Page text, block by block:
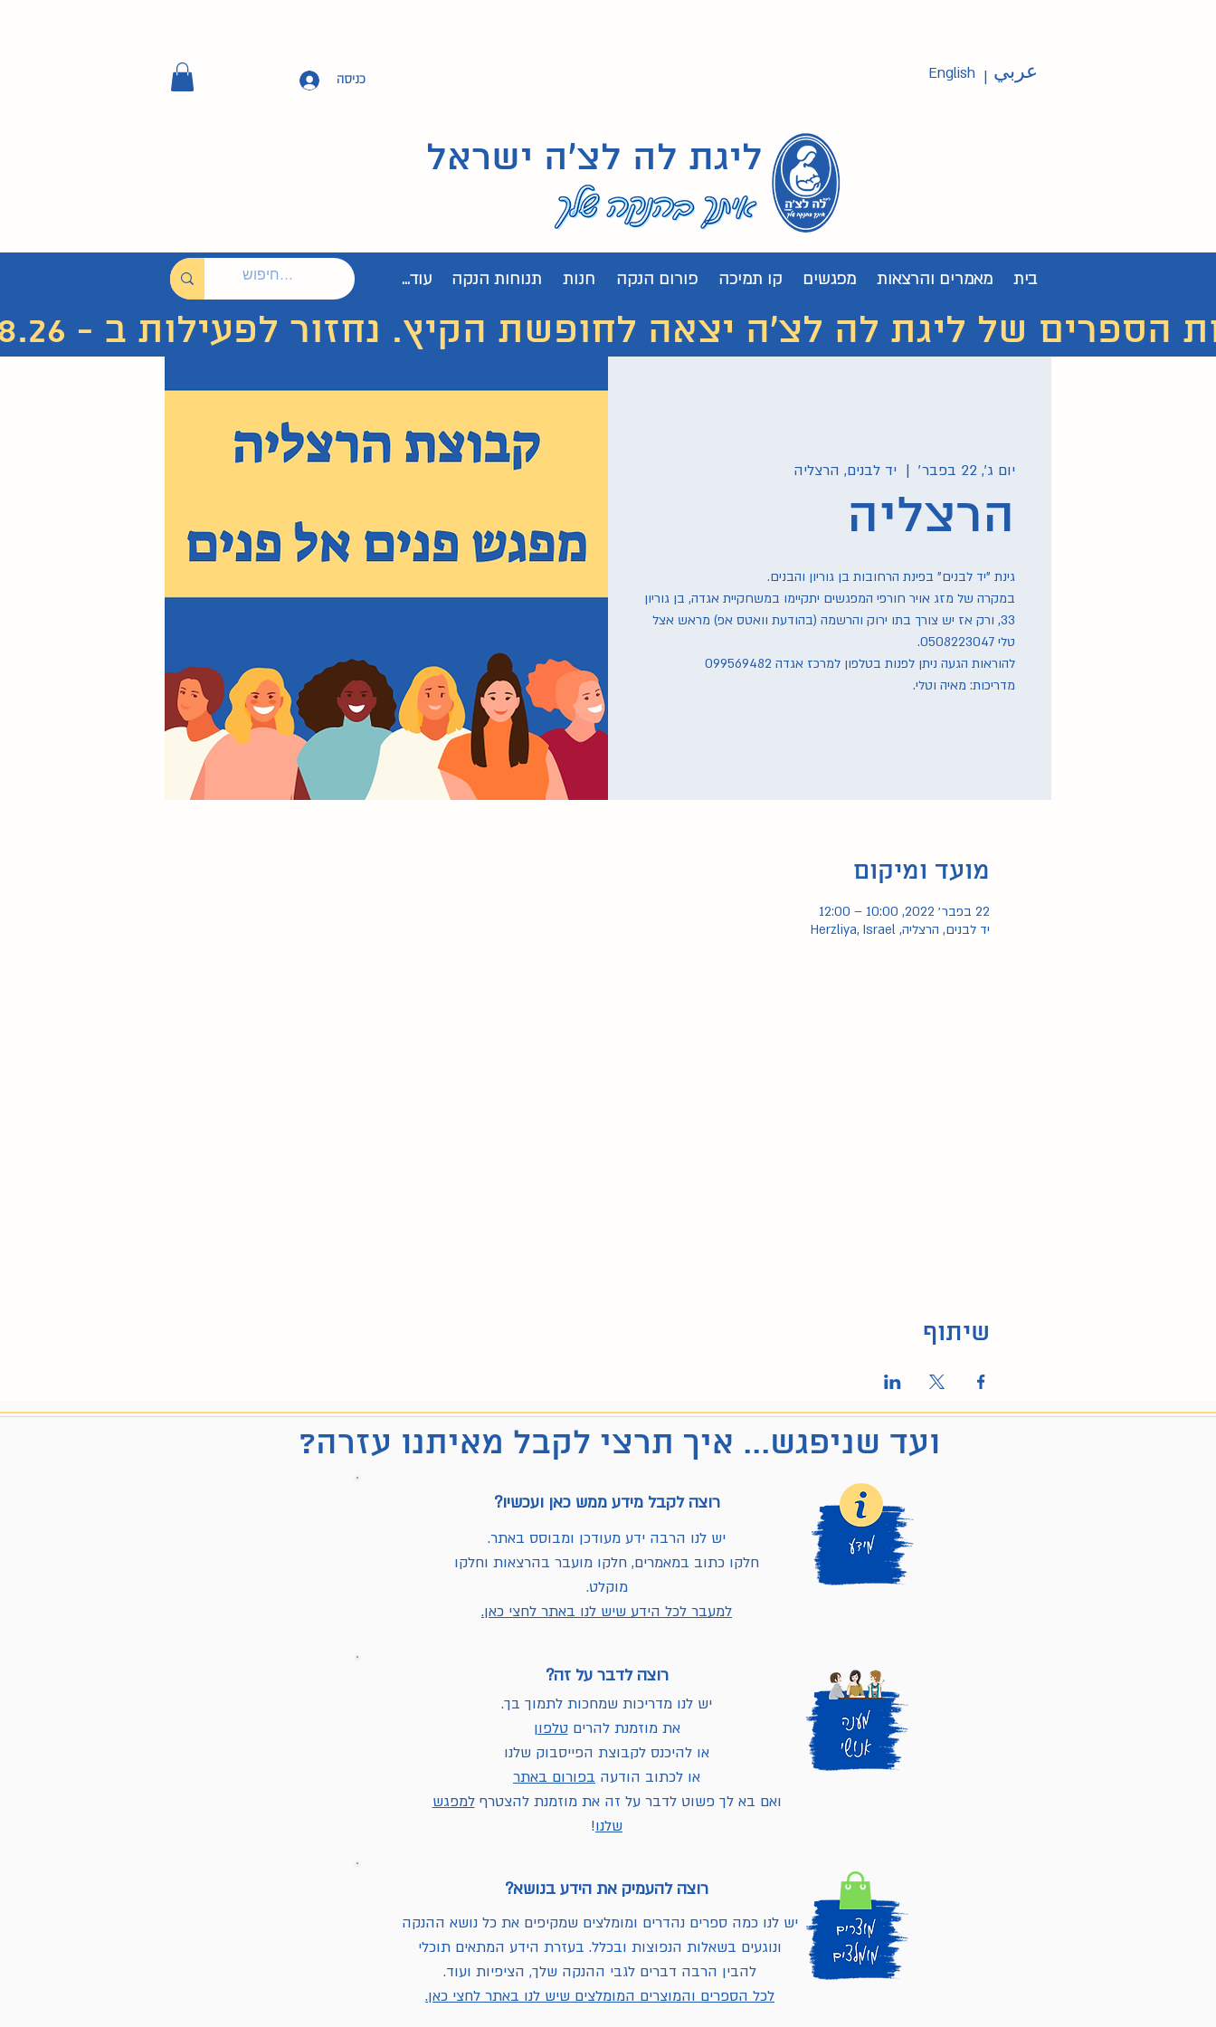
כניסה English عربي |
ליגת לה לצ'ה ישראל
בית מאמרים והרצאות מפגשים קו תמיכה פורום הנקה חנות תנוחות הנקה עוד...
הספרים של ליגת לה לצ'ה יצאה לחופשת הקיץ. נחזור לפעילות ב - 7.8.26
יום ג׳, 22 בפבר׳
  |
יד לבנים, הרצליה
הרצליה
במקרה של מזג אויר חורפי המפגשים יתקיימו במשחקיית אגדה, בן גוריון
33, ורק אז יש צורך בתו ירוק והרשמה (בהודעת וואטס אפ) מראש אצל
מדריכות: מאיה וטלי.
מועד ומיקום
22 בפבר׳ 2022, 10:00 – 12:00
יד לבנים, הרצליה, Herzliya, Israel
שיתוף
ועד שניפגש... איך תרצי לקבל מאיתנו עזרה?
רוצה לקבל מידע ממש כאן ועכשיו?
יש לנו הרבה ידע מעודכן ומבוסס באתר.
חלקו כתוב במאמרים, חלקו מועבר בהרצאות וחלקו
מוקלט.
למעבר לכל הידע שיש לנו באתר לחצי כאן.
רוצה לדבר על זה?
יש לנו מדריכות שמחכות לתמוך בך.
את מוזמנת להריםטלפון
או להיכנס לקבוצת הפייסבוק שלנו
או לכתוב הודעה בפורום באתר
ואם בא לך פשוט לדבר על זה את מוזמנת להצטרףלמפגש
שלנו!
רוצה להעמיק את הידע בנושא?
יש לנו כמה ספרים נהדרים ומומלצים שמקיפים את כל נושא ההנקה
ונוגעים בשאלות הנפוצות ובכלל. בעזרת הידע המתאים תוכלי
להבין הרבה דברים לגבי ההנקה שלך, הציפיות ועוד.
לכל הספרים והמוצרים המומלצים שיש לנו באתר לחצי כאן.